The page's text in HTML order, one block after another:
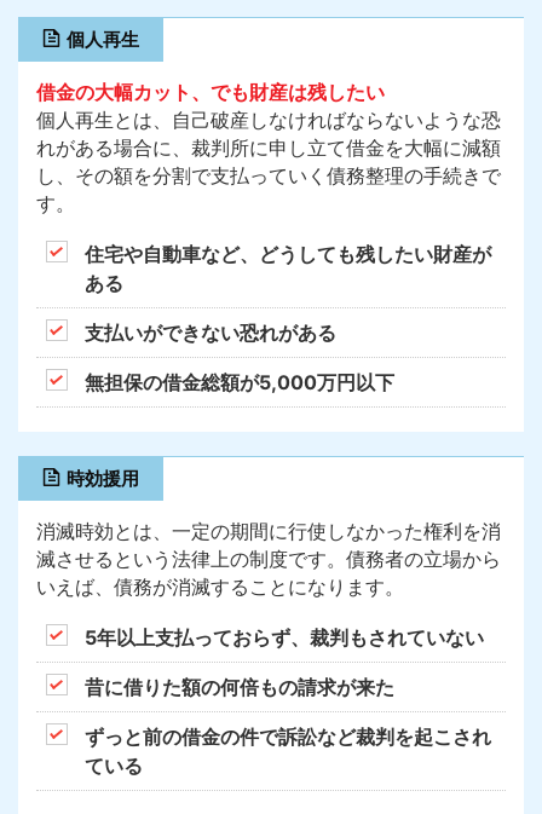
個人再生
借金の大幅カット、でも財産は残したい
個人再生とは、自己破産しなければならないような恐
れがある場合に、裁判所に申し立て借金を大幅に減額
し、その額を分割で支払っていく債務整理の手続きで
す。
住宅や自動車など、どうしても残したい財産が
ある
支払いができない恐れがある
無担保の借金総額が5,000万円以下
時効援用
消滅時効とは、一定の期間に行使しなかった権利を消
滅させるという法律上の制度です。債務者の立場から
いえば、債務が消滅することになります。
5年以上支払っておらず、裁判もされていない
昔に借りた額の何倍もの請求が来た
ずっと前の借金の件で訴訟など裁判を起こされ
ている